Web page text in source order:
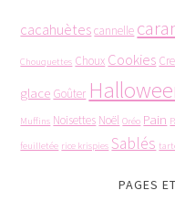
cacahuètescannelle
Chouquettes Choux Cookies
glace Goûter
Muffins Noisettes Noël Oréo Pain
feuilletée rice krispies Sablés
PAGES